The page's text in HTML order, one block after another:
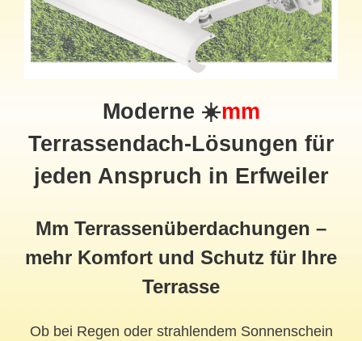
Moderne ☀️mm
Terrassendach-Lösungen für
jeden Anspruch in Erfweiler
Mm Terrassenüberdachungen –
mehr Komfort und Schutz für Ihre
Terrasse
Ob bei Regen oder strahlendem Sonnenschein